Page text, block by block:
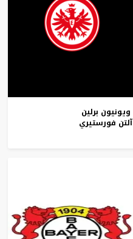
ويونيون برلين
آلتن فورستيري